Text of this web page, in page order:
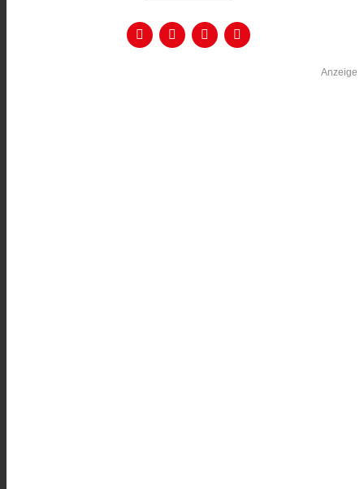
Anzeige